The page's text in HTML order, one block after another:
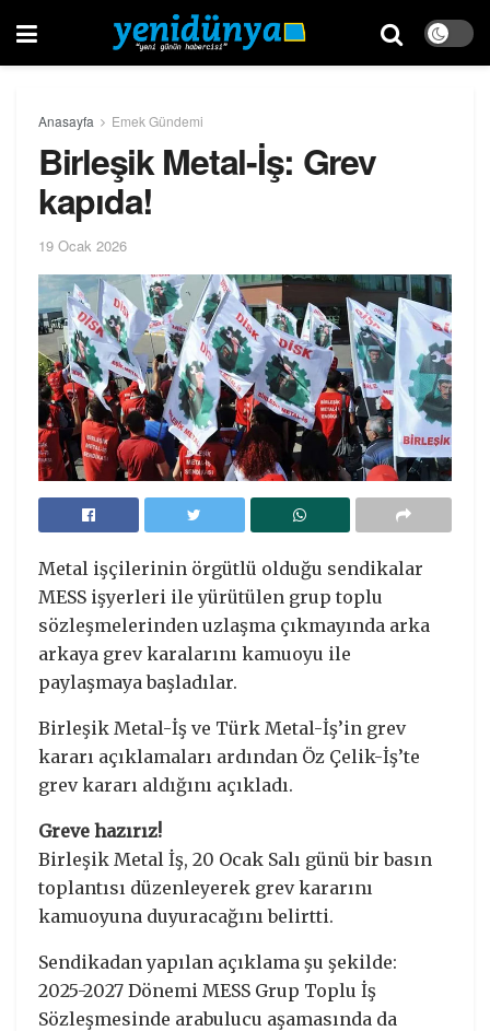
Anasayfa Emek Gündemi
Birleşik Metal-İş: Grev
kapıda!
19 Ocak 2026
Metal işçilerinin örgütlü olduğu sendikalar
MESS işyerleri ile yürütülen grup toplu
sözleşmelerinden uzlaşma çıkmayında arka
arkaya grev karalarını kamuoyu ile
paylaşmaya başladılar.
Birleşik Metal-İş ve Türk Metal-İş’in grev
kararı açıklamaları ardından Öz Çelik-İş’te
grev kararı aldığını açıkladı.
Greve hazırız!
Birleşik Metal İş, 20 Ocak Salı günü bir basın
toplantısı düzenleyerek grev kararını
kamuoyuna duyuracağını belirtti.
Sendikadan yapılan açıklama şu şekilde:
2025-2027 Dönemi MESS Grup Toplu İş
Sözleşmesinde arabulucu aşamasında da